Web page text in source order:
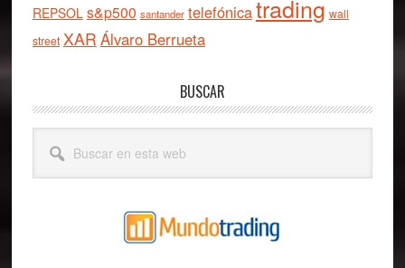
REPSOL s&p500 santander telefónicatrading wall
street XAR Álvaro Berrueta
BUSCAR
esta